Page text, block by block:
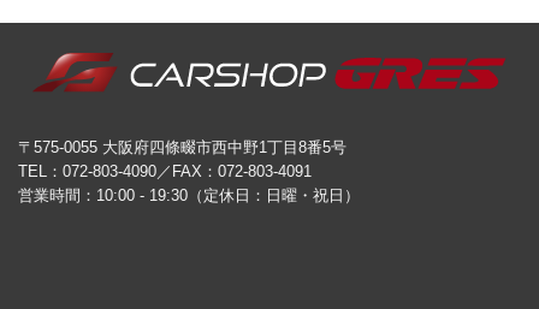
〒575-0055 大阪府四條畷市西中野1丁目8番5号
TEL：072-803-4090／FAX：072-803-4091
営業時間：10:00 - 19:30（定休日：日曜・祝日）